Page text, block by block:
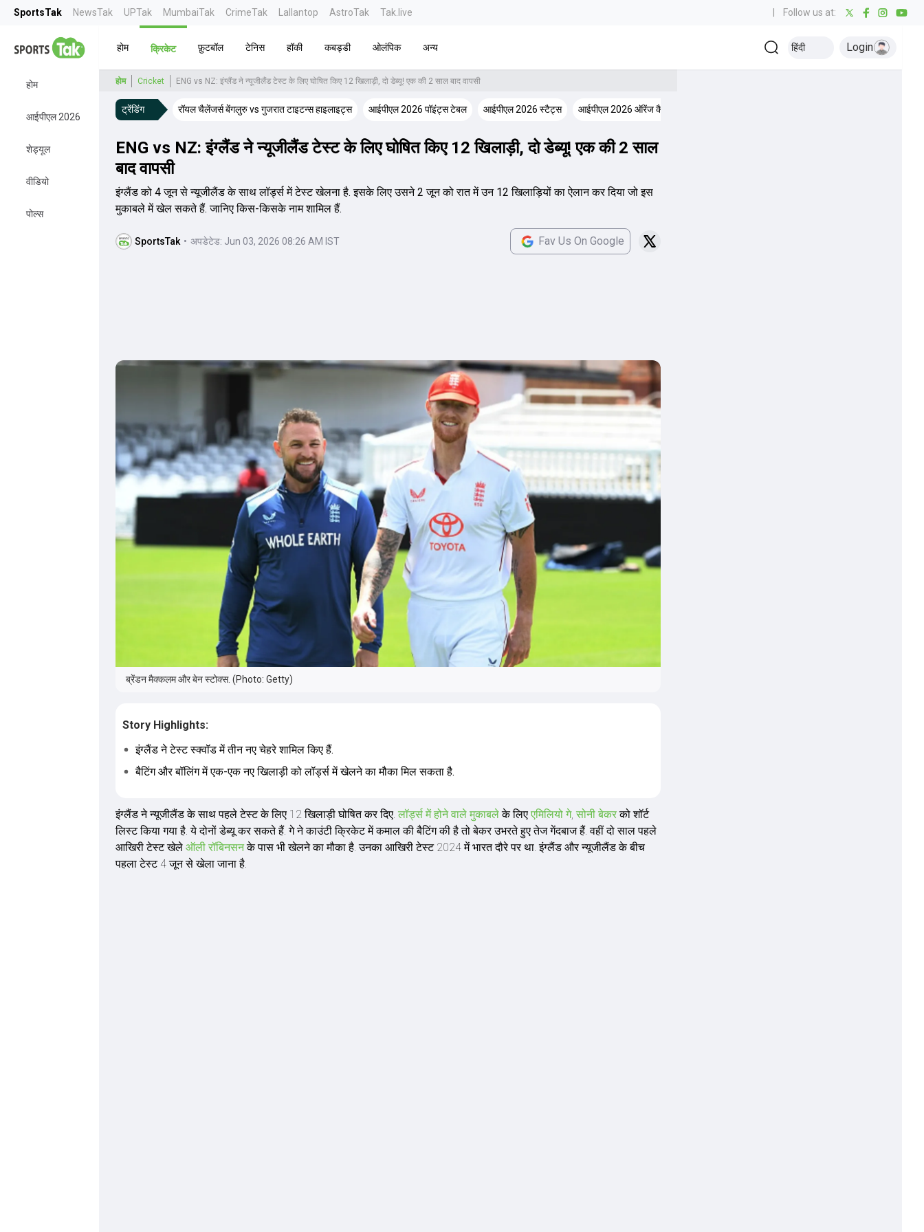
SportsTak NewsTak UPTak MumbaiTak CrimeTak Lallantop AstroTak Tak.live Follow us at:
होम
आईपीएल 2026
शेड्यूल
वीडियो
पोल्स
होम क्रिकेट फ़ुटबॉल टेनिस हॉकी कबड्डी ओलंपिक अन्य हिंदी Login
होम Cricket ENG vs NZ: इंग्लैंड ने न्यूजीलैंड टेस्ट के लिए घोषित किए 12 खिलाड़ी, दो डेब्यू! एक की 2 साल बाद वापसी
ट्रेंडिंग रॉयल चैलेंजर्स बेंगलुरु vs गुजरात टाइटन्स हाइलाइट्स आईपीएल 2026 पॉइंट्स टेबल आईपीएल 2026 स्टैट्स आईपीएल 2026 ऑरेंज कैप
ENG vs NZ: इंग्लैंड ने न्यूजीलैंड टेस्ट के लिए घोषित किए 12 खिलाड़ी, दो डेब्यू! एक की 2 साल
बाद वापसी
इंग्लैंड को 4 जून से न्यूजीलैंड के साथ लॉर्ड्स में टेस्ट खेलना है. इसके लिए उसने 2 जून को रात में उन 12 खिलाड़ियों का ऐलान कर दिया जो इस
मुकाबले में खेल सकते हैं. जानिए किस-किसके नाम शामिल हैं.
SportsTak • अपडेटेड: Jun 03, 2026 08:26 AM IST Fav Us On Google
ब्रेंडन मैक्कलम और बेन स्टोक्स. (Photo: Getty)
Story Highlights:
इंग्लैंड ने टेस्ट स्क्वॉड में तीन नए चेहरे शामिल किए हैं.
बैटिंग और बॉलिंग में एक-एक नए खिलाड़ी को लॉर्ड्स में खेलने का मौका मिल सकता है.
इंग्लैंड ने न्यूजीलैंड के साथ पहले टेस्ट के लिए 12 खिलाड़ी घोषित कर दिए. लॉर्ड्स में होने वाले मुकाबलेके लिए एमिलियो गे, सोनी बेकरको शॉर्ट
लिस्ट किया गया है. ये दोनों डेब्यू कर सकते हैं. गे ने काउंटी क्रिकेट में कमाल की बैटिंग की है तो बेकर उभरते हुए तेज गेंदबाज हैं. वहीं दो साल पहले
आखिरी टेस्ट खेले ऑली रॉबिनसनके पास भी खेलने का मौका है. उनका आखिरी टेस्ट 2024 में भारत दौरे पर था. इंग्लैंड और न्यूजीलैंड के बीच
पहला टेस्ट 4 जून से खेला जाना है.